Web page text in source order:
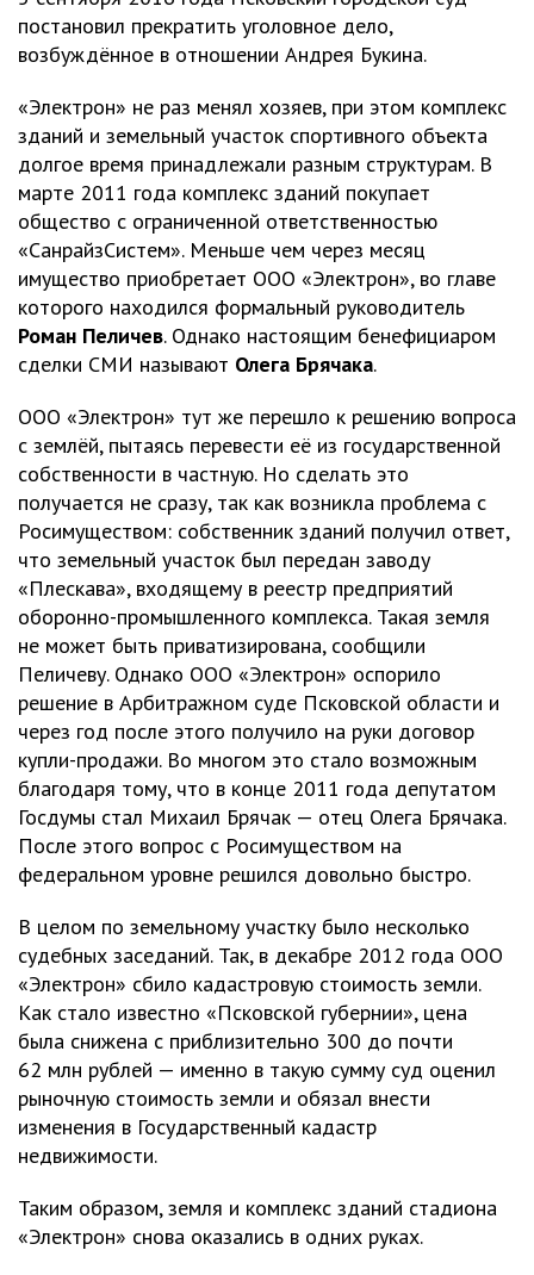
постановил прекратить уголовное дело,
возбуждённое в отношении Андрея Букина.
«Электрон» не раз менял хозяев, при этом комплекс
зданий и земельный участок спортивного объекта
долгое время принадлежали разным структурам. В
марте 2011 года комплекс зданий покупает
общество с ограниченной ответственностью
«СанрайзСистем». Меньше чем через месяц
имущество приобретает ООО «Электрон», во главе
которого находился формальный руководитель
Роман Пеличев. Однако настоящим бенефициаром
сделки СМИ называют Олега Брячака.
ООО «Электрон» тут же перешло к решению вопроса
с землёй, пытаясь перевести её из государственной
собственности в частную. Но сделать это
получается не сразу, так как возникла проблема с
Росимуществом: собственник зданий получил ответ,
что земельный участок был передан заводу
«Плескава», входящему в реестр предприятий
оборонно-промышленного комплекса. Такая земля
не может быть приватизирована, сообщили
Пеличеву. Однако ООО «Электрон» оспорило
решение в Арбитражном суде Псковской области и
через год после этого получило на руки договор
купли-продажи. Во многом это стало возможным
благодаря тому, что в конце 2011 года депутатом
Госдумы стал Михаил Брячак — отец Олега Брячака.
После этого вопрос с Росимуществом на
федеральном уровне решился довольно быстро.
В целом по земельному участку было несколько
судебных заседаний. Так, в декабре 2012 года ООО
«Электрон» сбило кадастровую стоимость земли.
Как стало известно «Псковской губернии», цена
была снижена с приблизительно 300 до почти
62 млн рублей — именно в такую сумму суд оценил
рыночную стоимость земли и обязал внести
изменения в Государственный кадастр
недвижимости.
Таким образом, земля и комплекс зданий стадиона
«Электрон» снова оказались в одних руках.